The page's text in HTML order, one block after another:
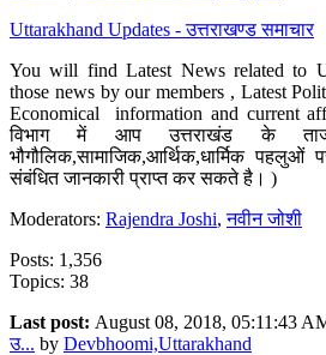
Uttarakhand Updates - उत्तराखण्ड समाचार
You will find Latest News related to
those news by our members , Latest
Economical information and current
विभाग में आप उत्तराखंड के ताजा
भौगौलिक,सामाजिक,आर्थिक,धार्मिक
संबंधित जानकारी प्राप्त कर सकते है। )
Moderators: Rajendra Joshi,नवीन जोशी
Posts: 1,356
Topics: 38
Last post: August 08, 2018, 05:11:43
उ... by Devbhoomi,Uttarakhand